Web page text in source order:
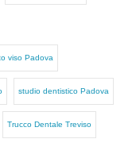
viso Padova
studio dentistico Padova
Trucco Dentale Treviso